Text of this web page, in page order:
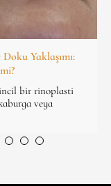
Yaklaşımı:
bir rinoplasti
veya